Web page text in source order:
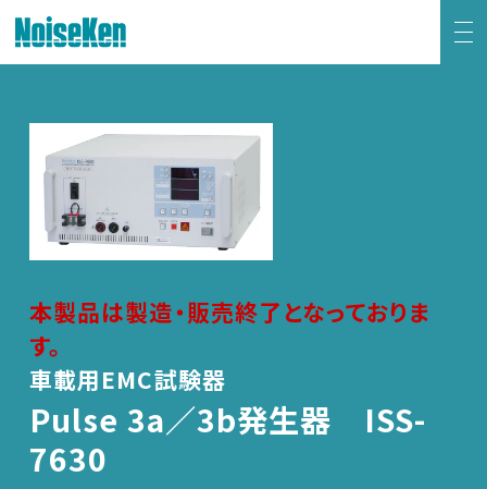
本製品は製造・販売終了となっておりま
す。
車載用EMC試験器
Pulse 3a／3b発生器 ISS-
7630
静電気試験器
方形波インパルスノイズ試験器
雷サージ試験器
電源電圧変動試験器・その他試験器
減衰振動波試験器